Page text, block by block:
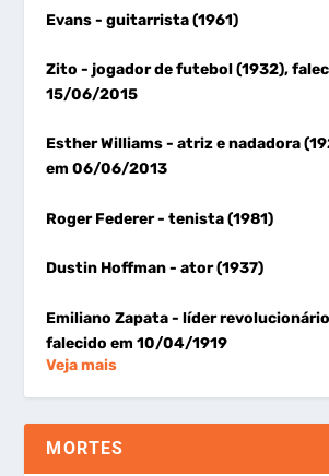
Evans- guitarrista (1961)
Zito- jogador de futebol (1932),
15/06/2015
Esther Williams- atriz e nadadora
em 06/06/2013
Roger Federer- tenista (1981)
Dustin Hoffman- ator (1937)
Emiliano Zapata- líder
falecido em 10/04/1919
Veja mais
MORTES